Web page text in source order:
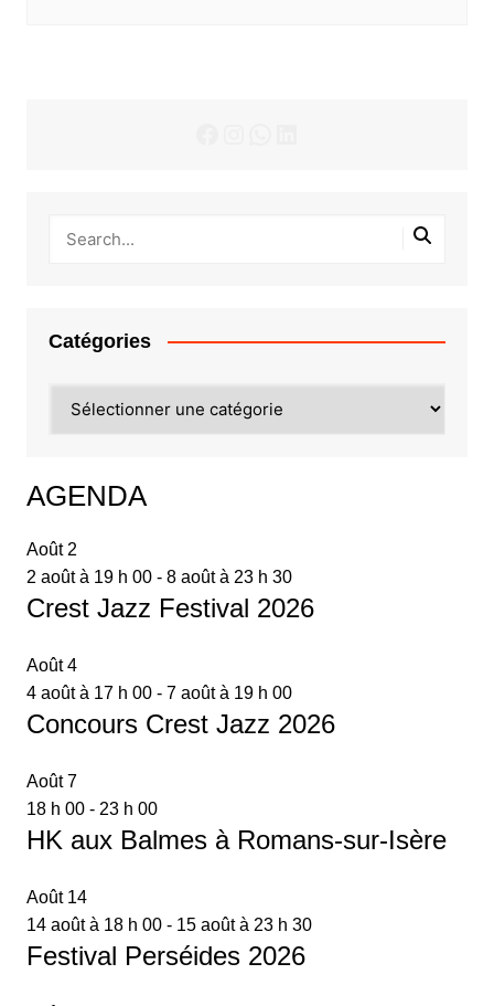
Catégories
AGENDA
Août 2
2 août à 19 h 00- 8 août à 23 h 30
Crest Jazz Festival 2026
Août4
4 août à 17 h 00- 7 août à 19 h 00
Concours Crest Jazz 2026
Août7
18 h 00- 23 h 00
HK aux Balmes à Romans-sur-Isère
Août 14
14 août à 18 h 00- 15 août à 23 h 30
Festival Perséides 2026